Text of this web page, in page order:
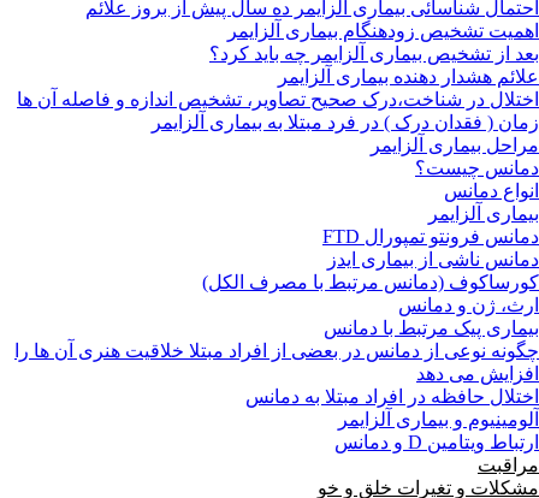
احتمال شناسائی بیماری آلزایمر ده سال پیش از بروز علائم
اهمیت تشخیص زودهنگام بیماری آلزایمر
بعد از تشخیص بیماری آلزایمر چه باید کرد؟
علائم هشدار دهنده بیماری آلزایمر
اختلال در شناخت،درک صحیح تصاویر، تشخیص اندازه و فاصله آن ها
زمان ( فقدان درک ) در فرد مبتلا به بیماری آلزایمر
مراحل بیماری آلزایمر
دمانس چیست؟
انواع دمانس
بیماری آلزایمر
دمانس فرونتو تمپورال FTD
دمانس ناشی از بیماری ایدز
کورساکوف (دمانس مرتبط با مصرف الکل)
ارث، ژن و دمانس
بیماری پیک مرتبط با دمانس
چگونه نوعی از دمانس در بعضی از افراد مبتلا خلاقیت هنری آن ها را
افزایش می دهد
اختلال حافظه در افراد مبتلا به دمانس
آلومینیوم و بیماری آلزایمر
ارتباط ویتامین D و دمانس
مراقبت
مشکلات و تغیرات خلق و خو